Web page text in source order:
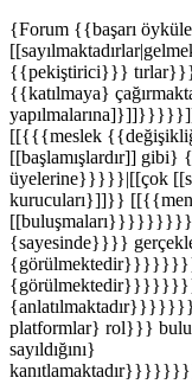
{Forum {{başarı
{{pekiştirici}}}
{{katılmaya}
[[{{{meslek
[[başlamışlardır]]
üyelerine}}}}}|[[çok
kurucuları}]]}}
{sayesinde}}}}
platformlar} rol}}}
sayıldığını}